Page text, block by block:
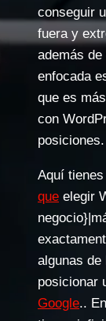
conseguir
fuera y
además
enfocada
que es
con
posiciones.
Aquí
que elegir
algunas
posicionar
Google..